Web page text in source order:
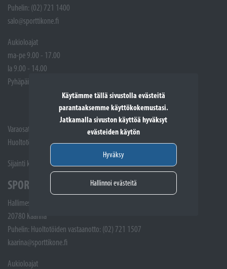
Käytämme tällä sivustolla evästeitä
parantaaksemme käyttökokemustasi.
Jatkamalla sivuston käyttöä hyväksyt
evästeiden käytön
Hyväksy
Hallinnoi evästeitä
Puhelin: (02) 721 1400
salo@sporttikone.fi
Aukioloajat
ma-pe 9.00 - 17.00
la 9.00 - 14.00
Pyhäpäivät suljettuna
Varaosat: (02) 721 1407
Huoltotöiden vastaanotto: 02 7211405
Sijainti kartalla
SPORTTIKONE KAARINA
Hallimestarinkatu 4
20780 Kaarina
Puhelin: Huoltotöiden vastaanotto: (02) 721 1507
kaarina@sporttikone.fi
Aukioloajat